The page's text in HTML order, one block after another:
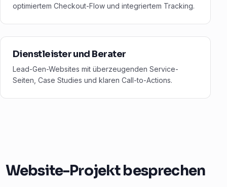
optimiertem Checkout-Flow und integriertem Tracking.
Dienstleister und Berater
Lead-Gen-Websites mit überzeugenden Service-
Seiten, Case Studies und klaren Call-to-Actions.
Website-Projekt besprechen